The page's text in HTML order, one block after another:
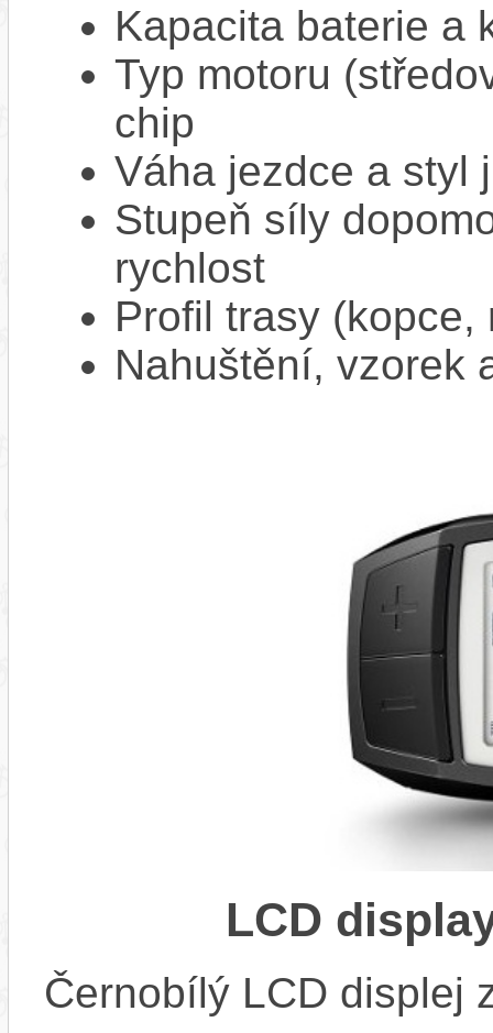
Kapacita baterie a
Typ motoru
chip
Váha jezdce a styl
Stupeň síly
rychlost
Profil trasy
Nahuštění, vzorek
LCD
Černobílý LCD displej